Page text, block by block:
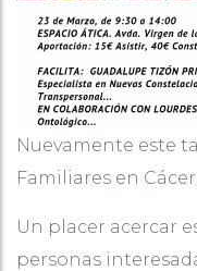
Nuevamente este
Familiares en
Un placer acercar
personas